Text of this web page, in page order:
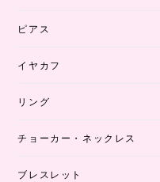
ピアス
イヤカフ
リング
チョーカー・ネックレス
ブレスレット